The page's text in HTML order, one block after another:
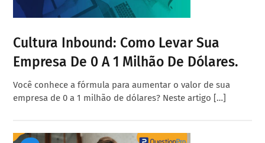
Cultura Inbound: Como Levar Sua
Empresa De 0 A 1 Milhão De Dólares.
Você conhece a fórmula para aumentar o valor de sua
empresa de 0 a 1 milhão de dólares? Neste artigo […]